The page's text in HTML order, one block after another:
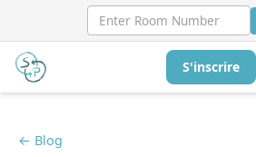
S'inscrire
← Blog